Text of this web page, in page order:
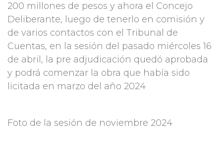
200 millones de pesos y ahora el Concejo
Deliberante, luego de tenerlo en comisión y
de varios contactos con el Tribunal de
Cuentas, en la sesión del pasado miércoles 16
de abril, la pre adjudicación quedó aprobada
y podrá comenzar la obra que había sido
licitada en marzo del año 2024
Foto de la sesión de noviembre 2024